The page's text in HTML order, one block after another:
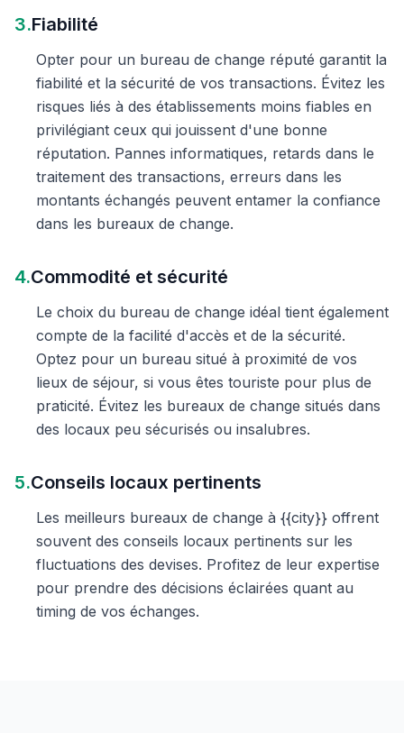
3.Fiabilité
Opter pour un bureau de change réputé garantit la
fiabilité et la sécurité de vos transactions. Évitez les
risques liés à des établissements moins fiables en
privilégiant ceux qui jouissent d'une bonne
réputation. Pannes informatiques, retards dans le
traitement des transactions, erreurs dans les
montants échangés peuvent entamer la confiance
dans les bureaux de change.
4.Commodité et sécurité
Le choix du bureau de change idéal tient également
compte de la facilité d'accès et de la sécurité.
Optez pour un bureau situé à proximité de vos
lieux de séjour, si vous êtes touriste pour plus de
praticité. Évitez les bureaux de change situés dans
des locaux peu sécurisés ou insalubres.
5.Conseils locaux pertinents
Les meilleurs bureaux de change à {{city}} offrent
souvent des conseils locaux pertinents sur les
fluctuations des devises. Profitez de leur expertise
pour prendre des décisions éclairées quant au
timing de vos échanges.